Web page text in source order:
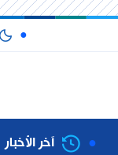
آخر الأخبار